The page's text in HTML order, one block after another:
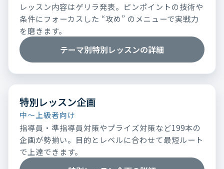
レッスン内容はゲリラ発表。ピンポイントの技術や
条件にフォーカスした “攻め” のメニューで実戦力
を磨きます。
テーマ別特別レッスンの詳細
特別レッスン企画
中～上級者向け
指導員・準指導員対策やプライズ対策など199本の
企画が勢揃い。目的とレベルに合わせて最短ルート
で上達できます。